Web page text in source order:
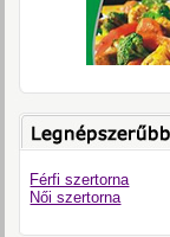
Férfi szertorna
Női szertorna